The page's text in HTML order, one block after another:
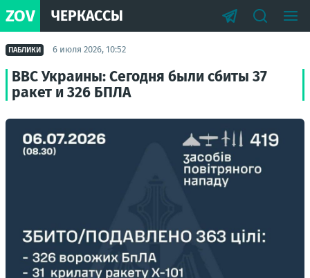
ZOV ЧЕРКАССЫ
ПАБЛИКИ 6 июля 2026, 10:52
ВВС Украины: Сегодня были сбиты 37
ракет и 326 БПЛА